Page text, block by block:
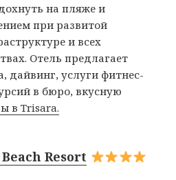
на пляже и
при развитой
и всех
Отель предлагает
дайвинг, услуги фитнес-
в бюро, вкусную
в Trisara.
Resort